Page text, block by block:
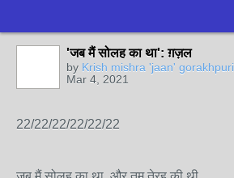
'जब मैं सोलह का था': ग़ज़ल
by Krish mishra 'jaan' gorakhpuri
Mar 4, 2021
22/22/22/22/22/22